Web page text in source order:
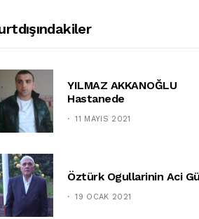
YILMAZ AKKANOĞLU
Hastanede
11 MAYIS 2021
Öztürk Ogullarinin Aci
19 OCAK 2021